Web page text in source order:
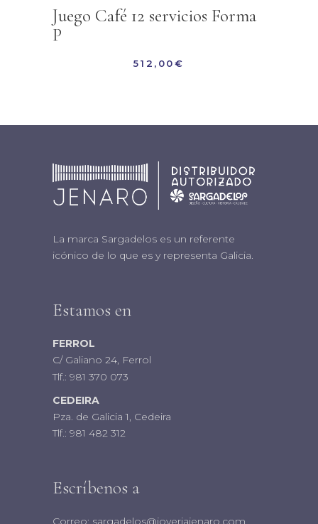
Juego Café 12 servicios Forma
P
512,00€
La marca Sargadelos es un referente
icónico de lo que es y representa Galicia.
Estamos en
FERROL
C/ Galiano 24, Ferrol
Tlf.: 981 370 073
CEDEIRA
Pza. de Galicia 1, Cedeira
Tlf.: 981 482 312
Escríbenos a
Correo: sargadelos@joyeriajenaro.com